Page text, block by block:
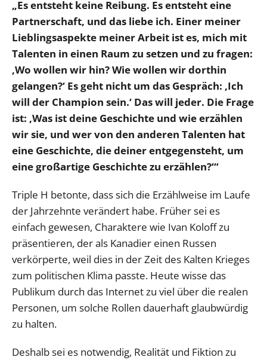
„Es entsteht keine Reibung. Es entsteht eine
Partnerschaft, und das liebe ich. Einer meiner
Lieblingsaspekte meiner Arbeit ist es, mich mit
Talenten in einen Raum zu setzen und zu fragen:
‚Wo wollen wir hin? Wie wollen wir dorthin
gelangen?‘ Es geht nicht um das Gespräch: ‚Ich
will der Champion sein.‘ Das will jeder. Die Frage
ist: ‚Was ist deine Geschichte und wie erzählen
wir sie, und wer von den anderen Talenten hat
eine Geschichte, die deiner entgegensteht, um
eine großartige Geschichte zu erzählen?‘“
Triple H betonte, dass sich die Erzählweise im Laufe
der Jahrzehnte verändert habe. Früher sei es
einfach gewesen, Charaktere wie Ivan Koloff zu
präsentieren, der als Kanadier einen Russen
verkörperte, weil dies in der Zeit des Kalten Krieges
zum politischen Klima passte. Heute wisse das
Publikum durch das Internet zu viel über die realen
Personen, um solche Rollen dauerhaft glaubwürdig
zu halten.
Deshalb sei es notwendig, Realität und Fiktion zu